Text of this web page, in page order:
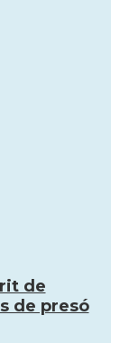
de
de presó